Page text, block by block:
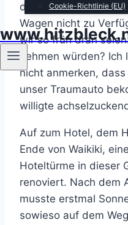
Cookie-Richtlinie (EU)
dann, dass sie uns
Wagen nicht zu
wir so früh dran
nehmen würden?
nicht anmerken,
unser Traumauto
willigte
Auf zum Hotel, dem
Ende von Waikiki,
Hoteltürme in dieser
renoviert. Nach dem
musste erstmal
sowieso auf dem